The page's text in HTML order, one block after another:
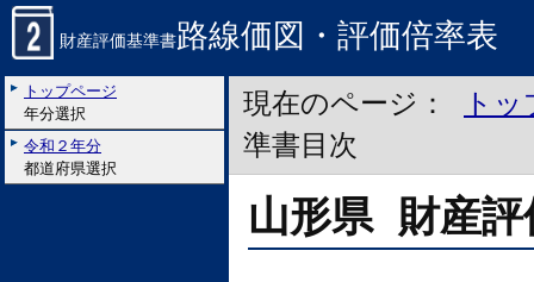
財産評価基準書路線価図・評価倍率表
トップページ
年分選択
令和２年分
都道府県選択
現在のページ：
ト
準書目次
山形県 財産評